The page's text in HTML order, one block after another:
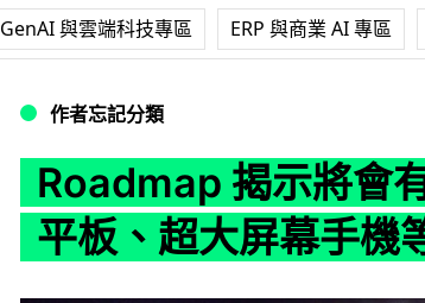
GenAI 與雲端科技專區 ERP 與商業 AI 專區
作者忘記分類
Roadmap 揭示將會
平板、超大屏幕手機